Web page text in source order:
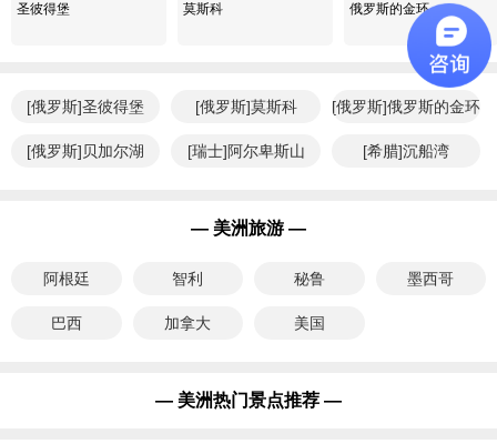
圣彼得堡 莫斯科 俄罗斯的金环
[俄罗斯]圣彼得堡 [俄罗斯]莫斯科 [俄罗斯]俄罗斯的金环
[俄罗斯]贝加尔湖 [瑞士]阿尔卑斯山 [希腊]沉船湾
— 美洲旅游 —
阿根廷 智利 秘鲁 墨西哥
巴西 加拿大 美国
— 美洲热门景点推荐 —